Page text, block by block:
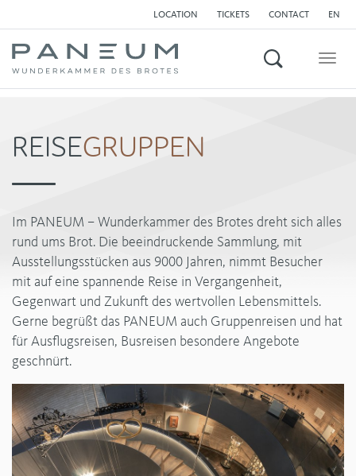
LOCATION TICKETS CONTACT EN
Search
REISEGRUPPEN
Im PANEUM – Wunderkammer des Brotes dreht sich alles
rund ums Brot. Die beeindruckende Sammlung, mit
Ausstellungsstücken aus 9000 Jahren, nimmt Besucher
mit auf eine spannende Reise in Vergangenheit,
Gegenwart und Zukunft des wertvollen Lebensmittels.
Gerne begrüßt das PANEUM auch Gruppenreisen und hat
für Ausflugsreisen, Busreisen besondere Angebote
geschnürt.